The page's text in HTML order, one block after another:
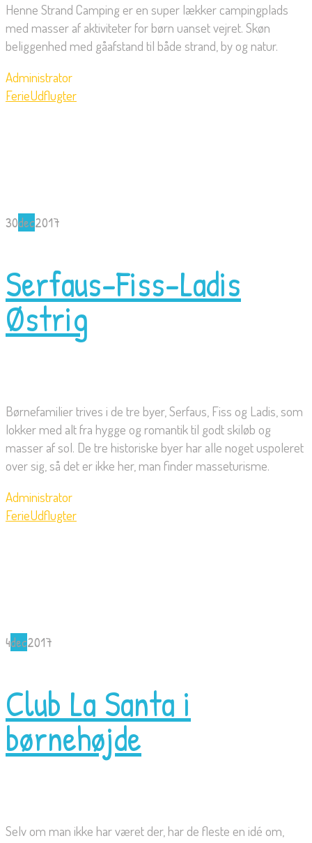
Henne Strand Camping er en super lækker campingplads
med masser af aktiviteter for børn uanset vejret. Skøn
beliggenhed med gåafstand til både strand, by og natur.
Administrator
FerieUdflugter
30dec2017
Serfaus-Fiss-Ladis
Østrig
Børnefamilier trives i de tre byer, Serfaus, Fiss og Ladis, som
lokker med alt fra hygge og romantik til godt skiløb og
masser af sol. De tre historiske byer har alle noget uspoleret
over sig, så det er ikke her, man finder masseturisme.
Administrator
FerieUdflugter
4dec2017
Club La Santa i
børnehøjde
Selv om man ikke har været der, har de fleste en idé om,